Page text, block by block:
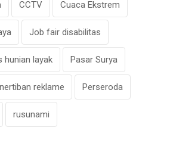
CCTV Cuaca Ekstrem
Job fair disabilitas
hunian layak Pasar Surya
reklame Perseroda
rusunami